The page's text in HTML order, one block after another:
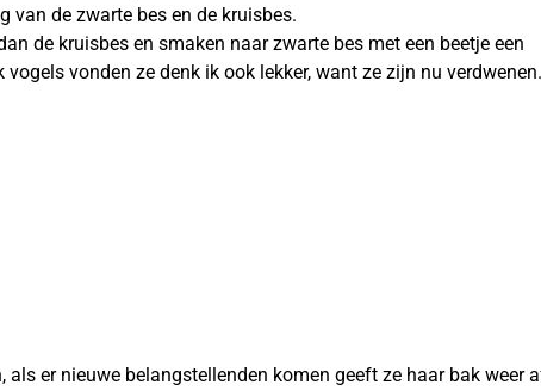
van de zwarte bes en de kruisbes.
de kruisbes en smaken naar zwarte bes met een beetje een
vonden ze denk ik ook lekker, want ze zijn nu verdwenen.
er nieuwe belangstellenden komen geeft ze haar bak weer